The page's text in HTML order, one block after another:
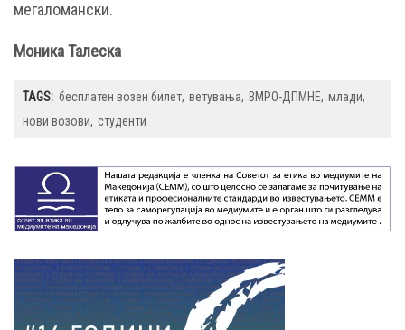
мегаломански.
Моника Талеска
TAGS: бесплатен возен билет ветувања ВМРО-ДПМНЕ млади
нови возови студенти